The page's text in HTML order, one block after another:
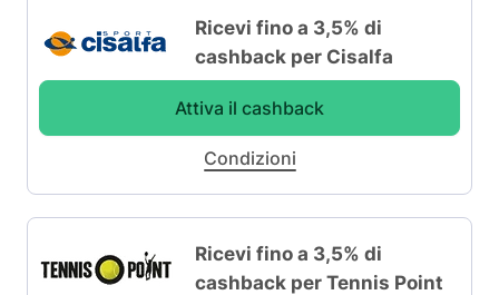
Ricevi fino a 3,5% di
cashback per Cisalfa
Attiva il cashback
Condizioni
Ricevi fino a 3,5% di
cashback per Tennis Point